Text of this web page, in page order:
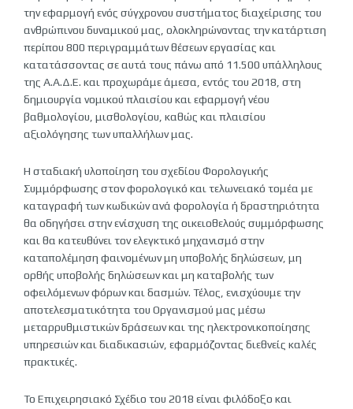
την εφαρμογή ενός σύγχρονου συστήματος διαχείρισης του
ανθρώπινου δυναμικού μας, ολοκληρώνοντας την κατάρτιση
περίπου 800 περιγραμμάτων θέσεων εργασίας και
κατατάσσοντας σε αυτά τους πάνω από 11.500 υπάλληλους
της Α.Α.Δ.Ε. και προχωράμε άμεσα, εντός του 2018, στη
δημιουργία νομικού πλαισίου και εφαρμογή νέου
βαθμολογίου, μισθολογίου, καθώς και πλαισίου
αξιολόγησης των υπαλλήλων μας.
Η σταδιακή υλοποίηση του σχεδίου Φορολογικής
Συμμόρφωσης στον φορολογικό και τελωνειακό τομέα με
καταγραφή των κωδικών ανά φορολογία ή δραστηριότητα
θα οδηγήσει στην ενίσχυση της οικειοθελούς συμμόρφωσης
και θα κατευθύνει τον ελεγκτικό μηχανισμό στην
καταπολέμηση φαινομένων μη υποβολής δηλώσεων, μη
ορθής υποβολής δηλώσεων και μη καταβολής των
οφειλόμενων φόρων και δασμών. Τέλος, ενισχύουμε την
αποτελεσματικότητα του Οργανισμού μας μέσω
μεταρρυθμιστικών δράσεων και της ηλεκτρονικοποίησης
υπηρεσιών και διαδικασιών, εφαρμόζοντας διεθνείς καλές
πρακτικές.
Το Επιχειρησιακό Σχέδιο του 2018 είναι φιλόδοξο και